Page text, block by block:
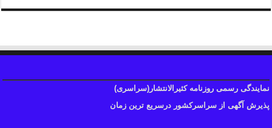
نمایندگی رسمی روزنامه کثیرالانتشار(سراسری)
پذیرش آگهی از سراسرکشور درسریع ترین زمان